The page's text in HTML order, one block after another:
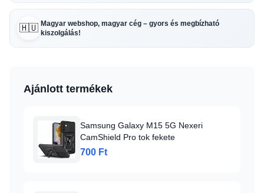
🇭🇺 Magyar webshop, magyar cég – gyors és megbízható
kiszolgálás!
Ajánlott termékek
Samsung Galaxy M15 5G Nexeri
CamShield Pro tok fekete
700 Ft